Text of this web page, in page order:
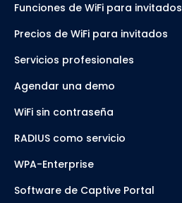
Funciones de WiFi para invitados
Precios de WiFi para invitados
Servicios profesionales
Agendar una demo
WiFi sin contraseña
RADIUS como servicio
WPA-Enterprise
Software de Captive Portal